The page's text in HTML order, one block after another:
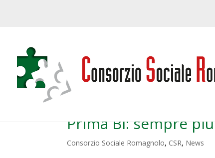
Prima Bi: sempre
Consorzio Sociale Romagnolo, CSR, News